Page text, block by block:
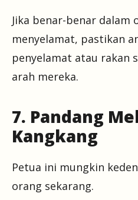
Jika benar-benar dalam
menyelamat, pastikan
penyelamat atau rakan
arah mereka.
7. Pandang
Kangkang
Petua ini mungkin
orang sekarang.